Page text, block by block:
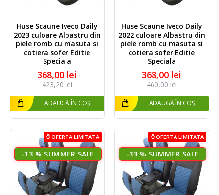
Huse Scaune Iveco Daily
2023 culoare Albastru din
piele romb cu masuta si
cotiera sofer Editie
Speciala
368,00 lei
423,20 lei
ADAUGĂ ÎN COȘ
Huse Scaune Iveco Daily
2022 culoare Albastru din
piele romb cu masuta si
cotiera sofer Editie
Speciala
368,00 lei
460,00 lei
ADAUGĂ ÎN COȘ
OFERTA LIMITATA
-13 %
OFERTA LIMITATA
-33 %